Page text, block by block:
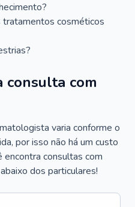
tratamentos cosméticos
consulta com
varia conforme o
por isso não há um custo
consultas com
dos particulares!